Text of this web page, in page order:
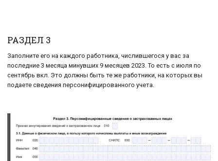
РАЗДЕЛ 3
Заполните его на каждого работника, числившегося у вас за
последние 3 месяца минувших 9 месяцев 2023. То есть с июля по
сентябрь вкл. Это должны быть те же работники, на которых вы
подаете сведения персонифицированного учета.